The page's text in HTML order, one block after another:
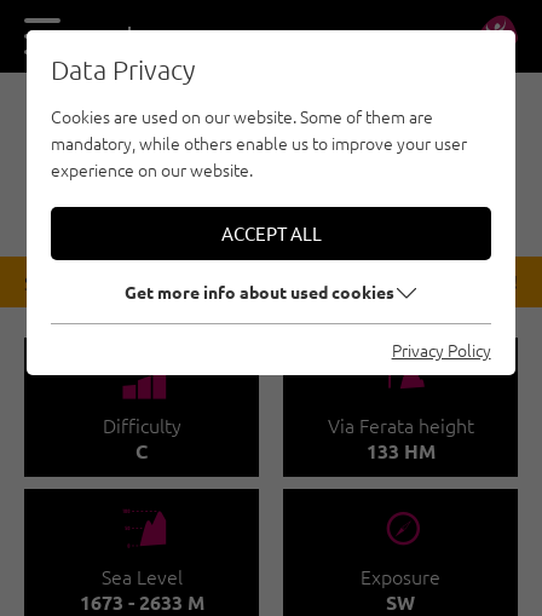
DE EN
VIA FERRATA - INNSBRUCK REGION
STEINGRUBENKOGEL
KLETTERSTEIG
STATE Locked until cancelled!
🞽
Difficulty
C
🜏
Via Ferata height
133 HM
🞱
Sea Level
1673 - 2633 M
🞂
Exposure
SW
Data Privacy
Cookies are used on our website. Some of them are
mandatory, while others enable us to improve your user
experience on our website.
ACCEPT ALL
Get more info about used cookies
Privacy Policy